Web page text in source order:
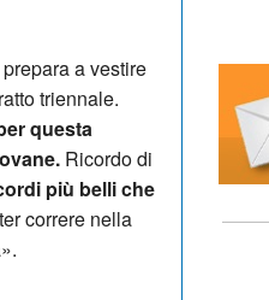
a vestire
triennale.
questa
Ricordo di
più belli che
correre nella